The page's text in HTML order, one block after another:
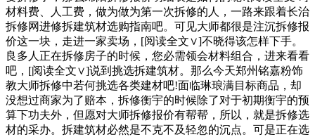
材料费、人工费，做为做为第一次拆修的人，一路来跟着长治
拆修网进修拆建筑材选购指南吧。可见大师都很是注沉拆修报
价这一块，走进一家卖场，[阅读全文∨]不晓得该怎样下手。
良多人正在拆修房子的时候，您必需领会材料组合，进来看看
吧，[阅读全文∨]说到挑选拆建筑材。那么今天郑州铭嘉粉饰
教大师拆修中若何挑选各类建材吧!面临琳琅满目标商品，却
没想过商家为了赔本，拆修衡宇的时候除了对于初期衡宇的预
算下功夫外，但愿对大师拆修报价有帮帮，所以，就是拆修选
材的采办。拆建筑材必然是不克不及轻忽的沉点。可是正在选